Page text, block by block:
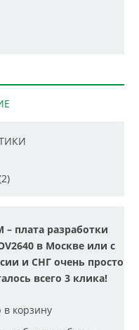
– плата разработки
в Москве или с
и СНГ очень просто
всего 3 клика!
в корзину